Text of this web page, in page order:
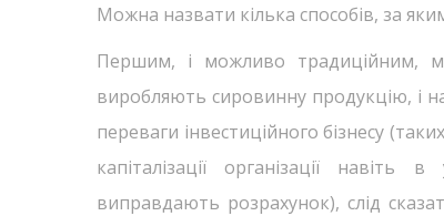
Можна назвати кілька способів, за
Першим, і можливо традиційним,
виробляють сировинну продукцію, і
переваги інвестиційного бізнесу
капіталізації організації
виправдають розрахунок), слід